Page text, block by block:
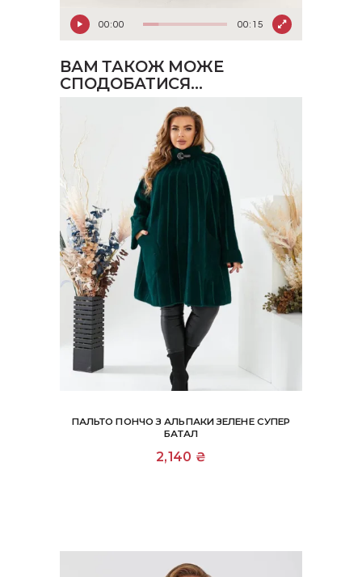
00:00 00:15
ВАМ ТАКОЖ МОЖЕ
СПОДОБАТИСЯ…
ПАЛЬТО ПОНЧО З АЛЬПАКИ ЗЕЛЕНЕ СУПЕР
БАТАЛ
2,140 ₴